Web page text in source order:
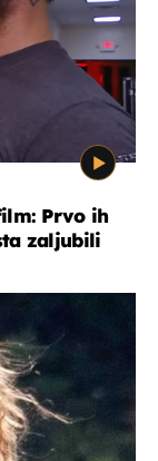
Prvo ih
zaljubili